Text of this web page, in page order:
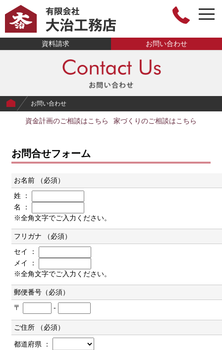
有限会社大治工
資料請求 お問い合わせ
お問い合わせ
資金計画のご相談はこちら 家づくりのご相談はこちら
お問合せフォーム
お名前 （必須）
姓 ：
名 ：
※全角文字でご入力ください。
フリガナ （必須）
セイ ：
メイ ：
※全角文字でご入力ください。
郵便番号（必須）
〒
-
ご住所 （必須）
都道府県 ：